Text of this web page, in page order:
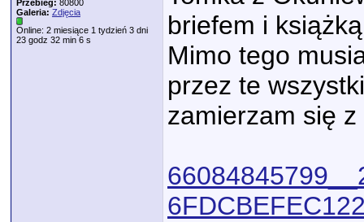
Przebieg: 80800
Galeria: Zdjęcia
Online: 2 miesiące 1 tydzień 3 dni
23 godz 32 min 6 s
briefem i
Mimo tego
przez te
zamierzam się